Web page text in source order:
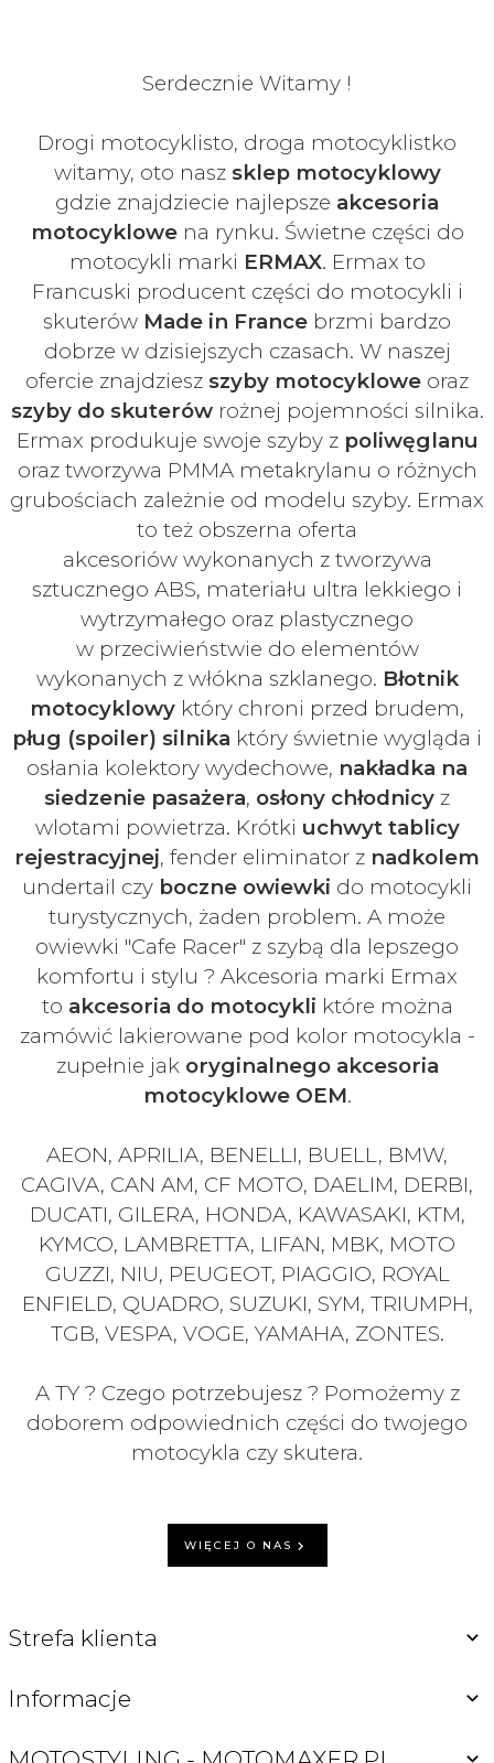
Serdecznie Witamy !
Drogi motocyklisto, droga motocyklistko
witamy, oto nasz sklep motocyklowy
gdzie znajdziecie najlepsze akcesoria
motocyklowena rynku. Świetne części do
motocykli marki ERMAX. Ermax to
Francuski producent części do motocykli i
skuterów Made in France brzmi bardzo
dobrze w dzisiejszych czasach. W naszej
ofercie znajdziesz szyby motocyklowe oraz
szyby do skuterówrożnej pojemności silnika.
Ermax produkuje swoje szyby z poliwęglanu
oraz tworzywa PMMA metakrylanu o różnych
grubościach zależnie od modelu szyby. Ermax
to też obszerna oferta
akcesoriów wykonanych z tworzywa
sztucznego ABS, materiału ultra lekkiego i
wytrzymałego oraz plastycznego
w przeciwieństwie do elementów
wykonanych z włókna szklanego. Błotnik
motocyklowy który chroni przed brudem,
pług (spoiler) silnika który świetnie wygląda i
osłania kolektory wydechowe, nakładka na
siedzenie pasażera, osłony chłodnicy z
wlotami powietrza. Krótki uchwyt tablicy
rejestracyjnej, fender eliminator z nadkolem
undertail czy boczne owiewki do motocykli
turystycznych, żaden problem. A może
owiewki "Cafe Racer" z szybą dla lepszego
komfortu i stylu ? Akcesoria marki Ermax
to akcesoria do motocykli które można
zamówić lakierowane pod kolor motocykla -
zupełnie jak oryginalnego akcesoria
motocyklowe OEM.
AEON, APRILIA, BENELLI, BUELL, BMW,
CAGIVA, CAN AM, CF MOTO, DAELIM, DERBI,
DUCATI, GILERA, HONDA, KAWASAKI, KTM,
KYMCO, LAMBRETTA, LIFAN, MBK, MOTO
GUZZI, NIU, PEUGEOT, PIAGGIO, ROYAL
ENFIELD, QUADRO, SUZUKI, SYM, TRIUMPH,
TGB, VESPA, VOGE, YAMAHA, ZONTES.
A TY ? Czego potrzebujesz ? Pomożemy z
doborem odpowiednich części do twojego
motocykla czy skutera.
WIĘCEJ O NAS
Strefa klienta
Informacje